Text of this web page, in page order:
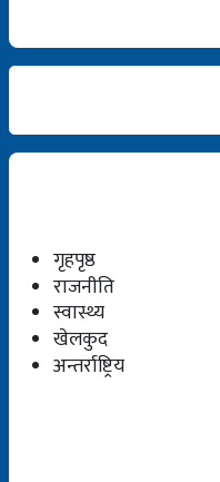
गृहपृष्ठ
राजनीति
स्वास्थ्य
खेलकुद
अन्तर्राष्ट्रिय